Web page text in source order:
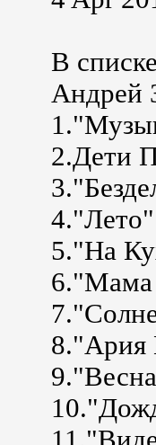
В
Андрей
2.Дети
4."Лето"
5."На
6."Мама
8."Ария